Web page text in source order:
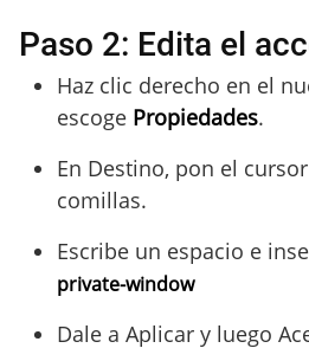
Paso 2: Edita el
Haz clic derecho en el
escoge Propiedades.
En Destino, pon el
comillas.
Escribe un espacio e
private-window
Dale a Aplicar y luego